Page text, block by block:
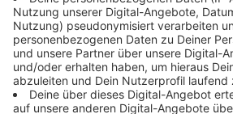
Anzeige
Der VdK-Landesvorsitzende
Frauen im Kreisgebiet als
besorgniserregend“. Auch, weil sich